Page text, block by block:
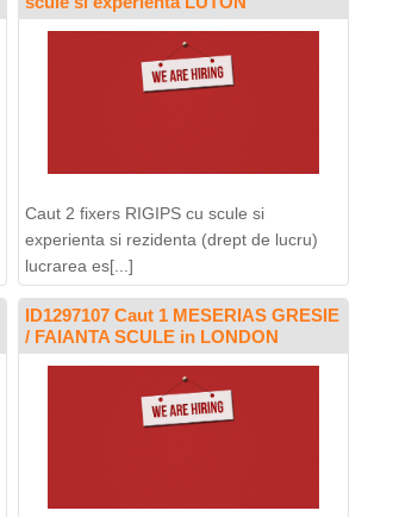
Caut 2 fixers RIGIPS cu scule si
experienta si rezidenta (drept de lucru)
lucrarea es[...]
ID1297107 Caut 1 MESERIAS GRESIE
/ FAIANTA SCULE in LONDON